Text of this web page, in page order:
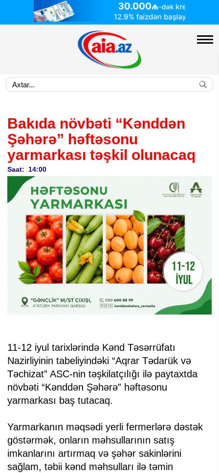
Bakıda növbəti “Kənddən
Şəhərə” həftəsonu
yarmarkası təşkil olunacaq
Saat: 14:00
11-12 iyul tarixlərində Kənd Təsərrüfatı
Nazirliyinin tabeliyindəki “Aqrar Tədarük və
Təchizat” ASC-nin təşkilatçılığı ilə paytaxtda
növbəti “Kənddən Şəhərə” həftəsonu
yarmarkası baş tutacaq.
Yarmarkanın məqsədi yerli fermerlərə dəstək
göstərmək, onların məhsullarının satış
imkanlarını artırmaq və şəhər sakinlərini
sağlam, təbii kənd məhsulları ilə təmin